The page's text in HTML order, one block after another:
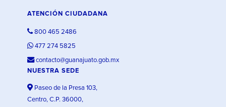
ATENCIÓN CIUDADANA
800 465 2486
477 274 5825
contacto@guanajuato.gob.mx
NUESTRA SEDE
Paseo de la Presa 103,
Centro, C.P. 36000,